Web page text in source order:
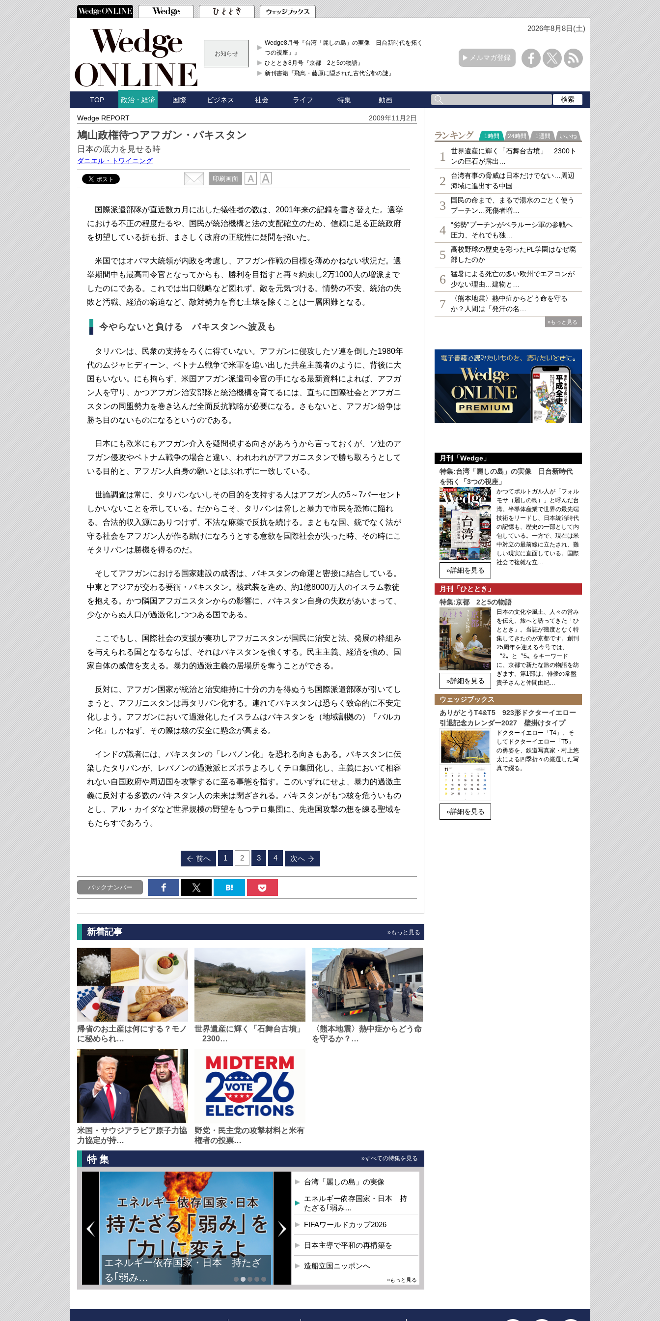
2026年8月8日(土)
お知らせ
Wedge8月号『台湾「麗しの島」の実像 日台新時代を拓く「3
つの視座」』
ひととき8月号『京都 2と5の物語』
新刊書籍『飛鳥・藤原に隠された古代宮都の謎』
メルマガ登録
TOP 政治・経済 国際 ビジネス 社会 ライフ 特集 動画
Wedge REPORT 2009年11月2日
鳩山政権待つアフガン・パキスタン
日本の底力を見せる時
ダニエル・トワイニング
印刷画面
国際派遣部隊が直近数カ月に出した犠牲者の数は、2001年来の記録を書き替えた。選挙
における不正の程度たるや、国民が統治機構と法の支配確立のため、信頼に足る正統政府
を切望している折も折、まさしく政府の正統性に疑問を招いた。
米国ではオバマ大統領が内政を考慮し、アフガン作戦の目標を薄めかねない状況だ。選
挙期間中も最高司令官となってからも、勝利を目指すと再々約束し2万1000人の増派まで
したのにである。これでは出口戦略など図れず、敵を元気づける。情勢の不安、統治の失
敗と汚職、経済の窮迫など、敵対勢力を育む土壌を除くことは一層困難となる。
今やらないと負ける パキスタンへ波及も
タリバンは、民衆の支持をろくに得ていない。アフガンに侵攻したソ連を倒した1980年
代のムジャヒディーン、ベトナム戦争で米軍を追い出した共産主義者のように、背後に大
国もいない。にも拘らず、米国アフガン派遣司令官の手になる最新資料によれば、アフガ
ン人を守り、かつアフガン治安部隊と統治機構を育てるには、直ちに国際社会とアフガニ
スタンの同盟勢力を巻き込んだ全面反抗戦略が必要になる。さもないと、アフガン紛争は
勝ち目のないものになるというのである。
日本にも欧米にもアフガン介入を疑問視する向きがあろうから言っておくが、ソ連のア
フガン侵攻やベトナム戦争の場合と違い、われわれがアフガニスタンで勝ち取ろうとして
いる目的と、アフガン人自身の願いとはぶれずに一致している。
世論調査は常に、タリバンないしその目的を支持する人はアフガン人の5～7パーセント
しかいないことを示している。だからこそ、タリバンは脅しと暴力で市民を恐怖に陥れ
る。合法的収入源にありつけず、不法な麻薬で反抗を続ける。まともな国、銃でなく法が
守る社会をアフガン人が作る助けになろうとする意欲を国際社会が失った時、その時にこ
そタリバンは勝機を得るのだ。
そしてアフガンにおける国家建設の成否は、パキスタンの命運と密接に結合している。
中東とアジアが交わる要衝・パキスタン。核武装を進め、約1億8000万人のイスラム教徒
を抱える。かつ隣国アフガニスタンからの影響に、パキスタン自身の失政があいまって、
少なからぬ人口が過激化しつつある国である。
ここでもし、国際社会の支援が奏功しアフガニスタンが国民に治安と法、発展の枠組み
を与えられる国となるならば、それはパキスタンを強くする。民主主義、経済を強め、国
家自体の威信を支える。暴力的過激主義の居場所を奪うことができる。
反対に、アフガン国家が統治と治安維持に十分の力を得ぬうち国際派遣部隊が引いてし
まうと、アフガニスタンは再タリバン化する。連れてパキスタンは恐らく致命的に不安定
化しよう。アフガンにおいて過激化したイスラムはパキスタンを（地域割拠の）「バルカ
ン化」しかねず、その際は核の安全に懸念が高まる。
インドの識者には、パキスタンの「レバノン化」を恐れる向きもある。パキスタンに伝
染したタリバンが、レバノンの過激派ヒズボラよろしくテロ集団化し、主義において相容
れない自国政府や周辺国を攻撃するに至る事態を指す。このいずれにせよ、暴力的過激主
義に反対する多数のパキスタン人の未来は閉ざされる。パキスタンがもつ核を危ういもの
とし、アル・カイダなど世界規模の野望をもつテロ集団に、先進国攻撃の想を練る聖域を
もたらすであろう。
前へ 1 2 3 4 次へ
バックナンバー
新着記事 »もっと見る
帰省のお土産は何にする？モノ
に秘められ…
世界遺産に輝く「石舞台古墳」
2300…
〈熊本地震〉熱中症からどう命
を守るか？…
米国・サウジアラビア原子力協
力協定が持…
野党・民主党の攻撃材料と米有
権者の投票…
特集 »すべての特集を見る
エネルギー依存国家・日本 持たざ
る｢弱み…
台湾「麗しの島」の実像
エネルギー依存国家・日本 持
たざる｢弱み…
FIFAワールドカップ2026
日本主導で平和の再構築を
造船立国ニッポンへ
»もっと見る
ランキング
1時間 24時間 1週間 いいね
1
世界遺産に輝く「石舞台古墳」 2300ト
ンの巨石が露出…
2
台湾有事の脅威は日本だけでない…周辺
海域に進出する中国…
3
国民の命まで、まるで湯水のごとく使う
プーチン…死傷者増…
4
“劣勢”プーチンがベラルーシ軍の参戦へ
圧力、それでも独…
5
高校野球の歴史を彩ったPL学園はなぜ廃
部したのか
6
猛暑による死亡の多い欧州でエアコンが
少ない理由…建物と…
7
〈熊本地震〉熱中症からどう命を守る
か？人間は「発汗の名…
»もっと見る
月刊「Wedge」
特集:台湾「麗しの島」の実像 日台新時代
を拓く「3つの視座」
»詳細を見る
かつてポルトガル人が「フォル
モサ（麗しの島）」と呼んだ台
湾。半導体産業で世界の最先端
技術をリードし、日本統治時代
の記憶も、歴史の一部として内
包している。一方で、現在は米
中対立の最前線に立たされ、難
しい現実に直面している。国際
社会で複雑な立…
月刊「ひととき」
特集:京都 2と5の物語
»詳細を見る
日本の文化や風土、人々の営み
を伝え、旅へと誘ってきた「ひ
ととき」。当誌が幾度となく特
集してきたのが京都です。創刊
25周年を迎える今号では、
〝2〟と〝5〟をキーワード
に、京都で新たな旅の物語を紡
ぎます。第1部は、俳優の常盤
貴子さんと仲間由紀…
ウェッジブックス
ありがとうT4&T5 923形ドクターイエロー
引退記念カレンダー2027 壁掛けタイプ
»詳細を見る
ドクターイエロー「T4」、そ
してドクターイエロー「T5」
の勇姿を、鉄道写真家・村上悠
太による四季折々の厳選した写
真で綴る。